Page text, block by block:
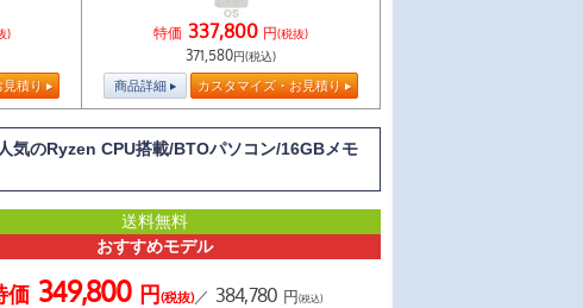
)
見積り
特価 337,800 円(税抜)
371,580円(税込)
商品詳細 カスタマイズ・お見積り
気のRyzen CPU搭載/BTOパソコン/16GBメモ
送料無料
おすすめモデル
価 349,800 円(税抜)／ 384,780 円(税込)